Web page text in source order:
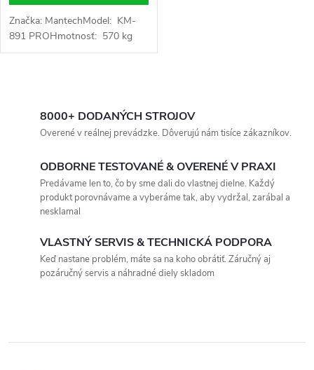
Značka: MantechModel: KM-
891 PROHmotnosť: 570 kg
p
8000+ DODANÝCH STROJOV
Overené v reálnej prevádzke. Dôverujú nám tisíce zákazníkov.
ODBORNE TESTOVANÉ & OVERENÉ V PRAXI
Predávame len to, čo by sme dali do vlastnej dielne. Každý
produkt porovnávame a vyberáme tak, aby vydržal, zarábal a
nesklamal
VLASTNÝ SERVIS & TECHNICKÁ PODPORA
Keď nastane problém, máte sa na koho obrátiť. Záručný aj
pozáručný servis a náhradné diely skladom